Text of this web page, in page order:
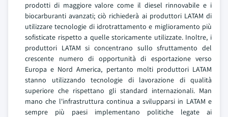
prodotti di maggiore valore come il diesel rinnovabile e i
biocarburanti avanzati; ciò richiederà ai produttori LATAM di
utilizzare tecnologie di idrotrattamento e miglioramento più
sofisticate rispetto a quelle storicamente utilizzate. Inoltre, i
produttori LATAM si concentrano sullo sfruttamento del
crescente numero di opportunità di esportazione verso
Europa e Nord America, pertanto molti produttori LATAM
stanno utilizzando tecnologie di lavorazione di qualità
superiore che rispettano gli standard internazionali. Man
mano che l'infrastruttura continua a svilupparsi in LATAM e
sempre più paesi implementano politiche legate ai